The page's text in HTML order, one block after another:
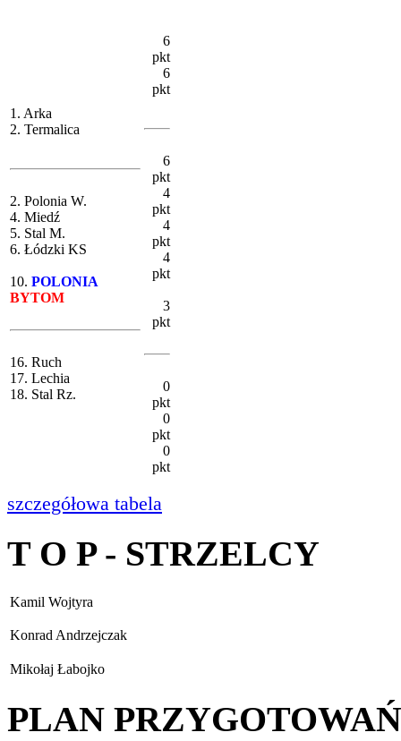
1. Arka
2. Termalica
2. Polonia W.
4. Miedź
5. Stal M.
6. Łódzki KS
10. POLONIA
BYTOM
16. Ruch
17. Lechia
18. Stal Rz.
6
pkt
6
pkt
6
pkt
4
pkt
4
pkt
4
pkt
3
pkt
0
pkt
0
pkt
0
pkt
szczegółowa tabela
T O P - STRZELCY
Kamil Wojtyra
Konrad Andrzejczak
Mikołaj Łabojko
PLAN PRZYGOTOWAŃ